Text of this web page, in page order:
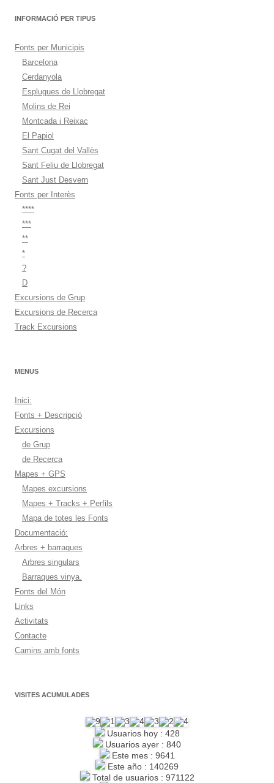
INFORMACIÓ PER TIPUS
Fonts per Municipis
Barcelona
Cerdanyola
Esplugues de Llobregat
Molins de Rei
Montcada i Reixac
El Papiol
Sant Cugat del Vallès
Sant Feliu de Llobregat
Sant Just Desvern
Fonts per Interès
****
***
**
*
?
D
Excursions de Grup
Excursions de Recerca
Track Excursions
MENUS
Inici:
Fonts + Descripció
Excursions
de Grup
de Recerca
Mapes + GPS
Mapes excursions
Mapes + Tracks + Perfils
Mapa de totes les Fonts
Documentació:
Arbres + barraques
Arbres singulars
Barraques vinya.
Fonts del Món
Links
Activitats
Contacte
Camins amb fonts
VISITES ACUMULADES
Usuarios hoy : 428
Usuarios ayer : 840
Este mes : 9641
Este año : 140269
Total de usuarios : 971122